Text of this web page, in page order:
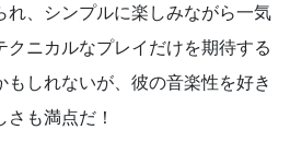
れ、シンプルに楽しみながら一気
クニカルなプレイだけを期待する
もしれないが、彼の音楽性を好き
も満点だ！